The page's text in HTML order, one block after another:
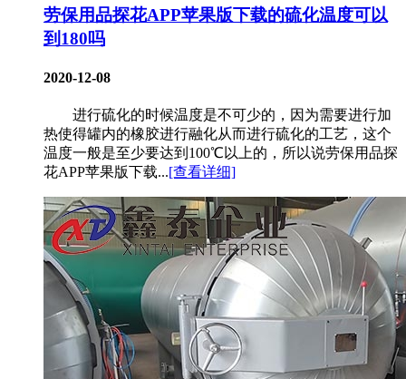
劳保用品探花APP苹果版下载的硫化温度可以
到180吗
2020-12-08
进行硫化的时候温度是不可少的，因为需要进行加
热使得罐内的橡胶进行融化从而进行硫化的工艺，这个
温度一般是至少要达到100℃以上的，所以说劳保用品探
花APP苹果版下载...[查看详细]